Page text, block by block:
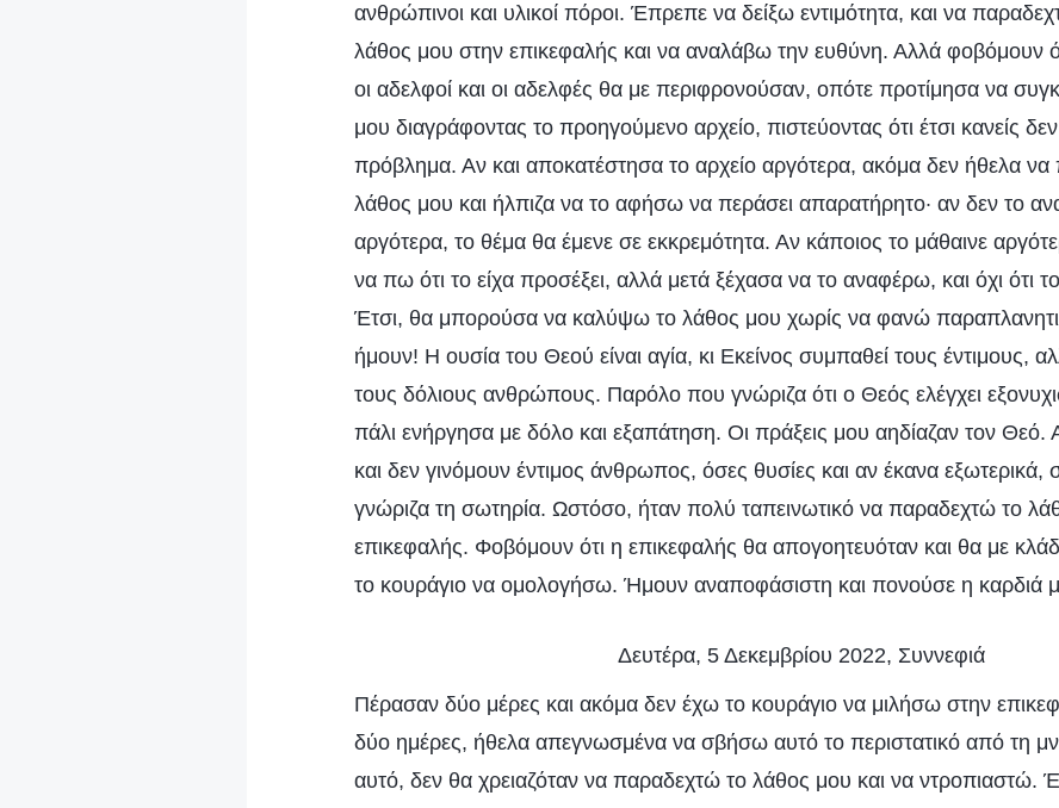
ανθρώπινοι και υλικοί πόροι. Έπρεπε να δείξω εντιμότητα, και να
λάθος μου στην επικεφαλής και να αναλάβω την ευθύνη. Αλλά φοβόμουν
οι αδελφοί και οι αδελφές θα με περιφρονούσαν, οπότε προτίμησα να
μου διαγράφοντας το προηγούμενο αρχείο, πιστεύοντας ότι έτσι κανείς
πρόβλημα. Αν και αποκατέστησα το αρχείο αργότερα, ακόμα δεν ήθελα
λάθος μου και ήλπιζα να το αφήσω να περάσει απαρατήρητο· αν δεν το
αργότερα, το θέμα θα έμενε σε εκκρεμότητα. Αν κάποιος το μάθαινε
να πω ότι το είχα προσέξει, αλλά μετά ξέχασα να το αναφέρω, και όχι ότι
Έτσι, θα μπορούσα να καλύψω το λάθος μου χωρίς να φανώ
ήμουν! Η ουσία του Θεού είναι αγία, κι Εκείνος συμπαθεί τους έντιμους,
τους δόλιους ανθρώπους. Παρόλο που γνώριζα ότι ο Θεός ελέγχει
πάλι ενήργησα με δόλο και εξαπάτηση. Οι πράξεις μου αηδίαζαν τον Θεό.
και δεν γινόμουν έντιμος άνθρωπος, όσες θυσίες και αν έκανα εξωτερικά,
γνώριζα τη σωτηρία. Ωστόσο, ήταν πολύ ταπεινωτικό να παραδεχτώ το
επικεφαλής. Φοβόμουν ότι η επικεφαλής θα απογοητευόταν και θα με
το κουράγιο να ομολογήσω. Ήμουν αναποφάσιστη και πονούσε η καρδιά
Δευτέρα, 5 Δεκεμβρίου 2022, Συννεφιά
Πέρασαν δύο μέρες και ακόμα δεν έχω το κουράγιο να μιλήσω στην
δύο ημέρες, ήθελα απεγνωσμένα να σβήσω αυτό το περιστατικό από τη
αυτό, δεν θα χρειαζόταν να παραδεχτώ το λάθος μου και να ντροπιαστώ.